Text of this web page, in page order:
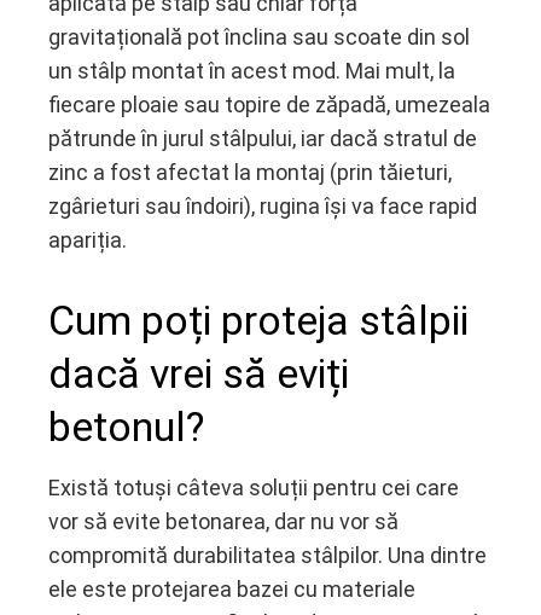
gravitațională pot înclina sau scoate din sol
un stâlp montat în acest mod. Mai mult, la
fiecare ploaie sau topire de zăpadă, umezeala
pătrunde în jurul stâlpului, iar dacă stratul de
zinc a fost afectat la montaj (prin tăieturi,
zgârieturi sau îndoiri), rugina își va face rapid
apariția.
Cum poți proteja stâlpii
dacă vrei să eviți
betonul?
Există totuși câteva soluții pentru cei care
vor să evite betonarea, dar nu vor să
compromită durabilitatea stâlpilor. Una dintre
ele este protejarea bazei cu materiale